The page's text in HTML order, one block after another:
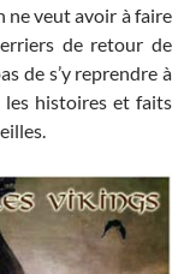
ne veut avoir à faire
de retour de
de s’y reprendre à
les histoires et faits